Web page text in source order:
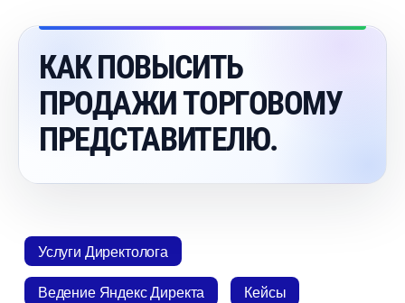
КАК ПОВЫСИТЬ
ПРОДАЖИ ТОРГОВОМУ
ПРЕДСТАВИТЕЛЮ.
Услуги Директолога
едение Яндекс Директа
Кейсы